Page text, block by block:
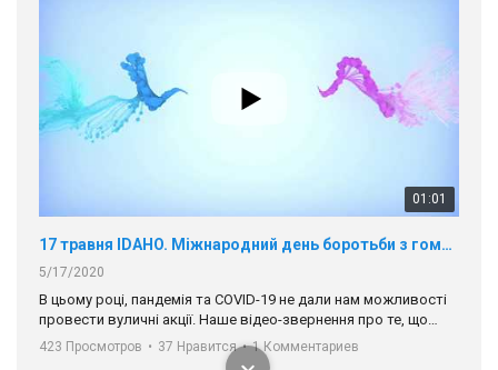
01:01
17 травня IDAHO. Міжнародний день боротьби з гомофобією трансфобією і біфобія.
5/17/2020
В цьому році, пандемія та COVІD-19 не дали нам можливості
провести вуличні акції. Наше відео-звернення про те, що
навіть коли ми у різних містах та не можемо зустрінеться, ми
разом. Ми закликаємо всіх хто поділяє цінності рівності та
423 Просмотров • 37 Нравится • 1 Комментариев